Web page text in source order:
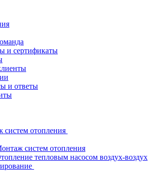
и сертификаты
и ответы
систем отопления
систем отопления
тепловым насосом воздух-воздух